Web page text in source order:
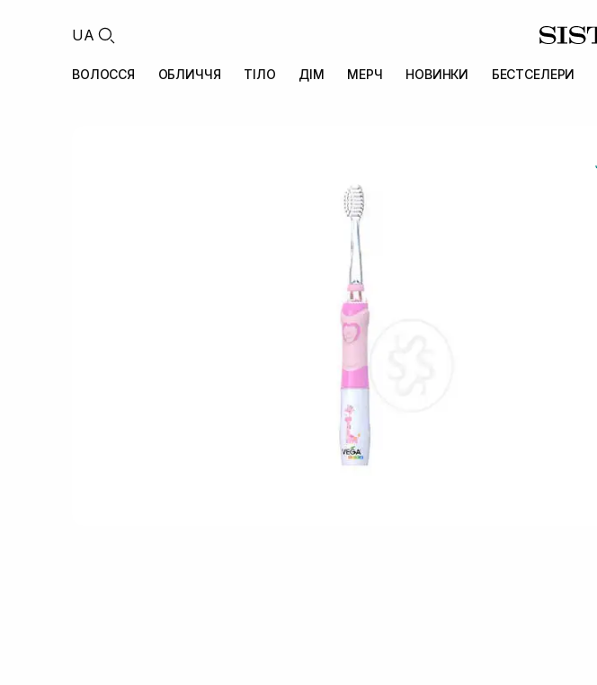
UA
ВОЛОССЯ ОБЛИЧЧЯ ТІЛО ДІМ МЕРЧ НОВИНКИ БЕСТСЕЛЕРИ